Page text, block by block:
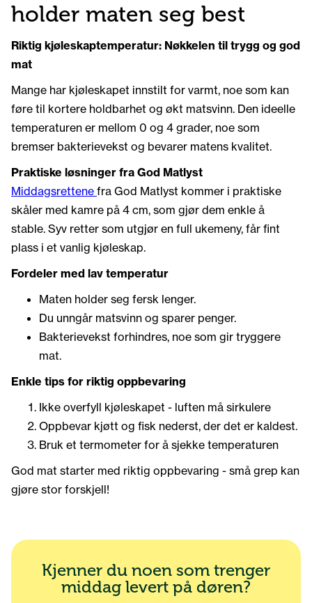
holder maten seg best
Riktig kjøleskaptemperatur: Nøkkelen til trygg og god
mat
Mange har kjøleskapet innstilt for varmt, noe som kan
føre til kortere holdbarhet og økt matsvinn. Den ideelle
temperaturen er mellom 0 og 4 grader, noe som
bremser bakterievekst og bevarer matens kvalitet.
Praktiske løsninger fra God Matlyst
Middagsrettene fra God Matlyst kommer i praktiske
skåler med kamre på 4 cm, som gjør dem enkle å
stable. Syv retter som utgjør en full ukemeny, får fint
plass i et vanlig kjøleskap.
Fordeler med lav temperatur
Maten holder seg fersk lenger.
Du unngår matsvinn og sparer penger.
Bakterievekst forhindres, noe som gir tryggere
mat.
Enkle tips for riktig oppbevaring
Ikke overfyll kjøleskapet - luften må sirkulere
Oppbevar kjøtt og fisk nederst, der det er kaldest.
Bruk et termometer for å sjekke temperaturen
God mat starter med riktig oppbevaring - små grep kan
gjøre stor forskjell!
Kjenner du noen som trenger
middag levert på døren?